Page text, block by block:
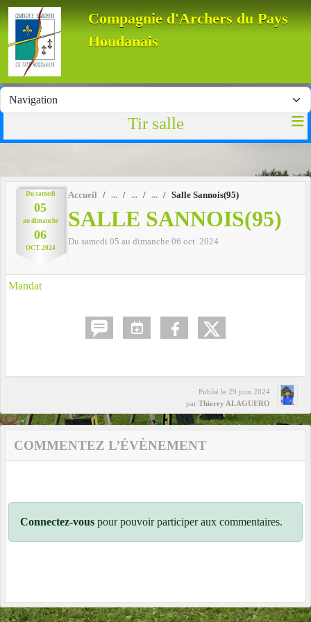
Compagnie d'Archers du Pays
Houdanais
Tir salle
Du samedi
05
au dimanche
06
OCT. 2024
Accueil Salle Sannois(95)
SALLE SANNOIS(95)
Du samedi 05 au dimanche 06 oct. 2024
Mandat
Publié le 29 juin 2024
par Thierry ALAGUERO
COMMENTEZ L’ÉVÈNEMENT
Connectez-vous pour pouvoir participer aux commentaires.
Panneau de gestion des cookies